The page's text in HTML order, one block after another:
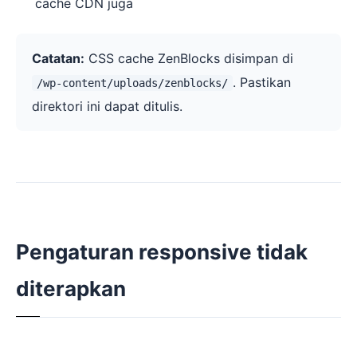
cache CDN juga
Catatan: CSS cache ZenBlocks disimpan di
/wp-content/uploads/zenblocks/ . Pastikan
direktori ini dapat ditulis.
Pengaturan responsive tidak
diterapkan